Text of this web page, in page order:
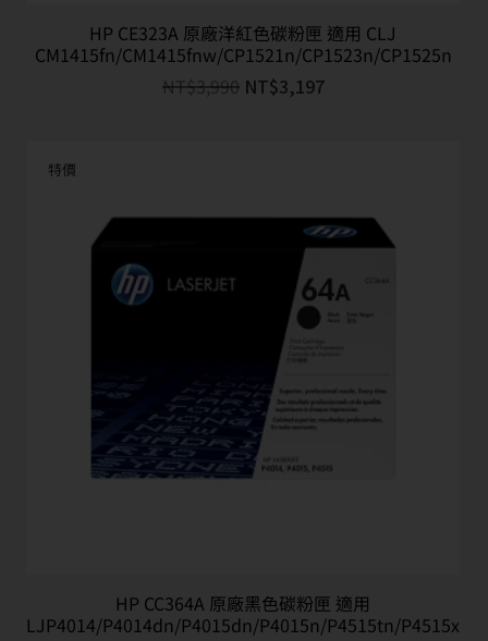
HP CE323A 原廠洋紅色碳粉匣 適用 CLJ
CM1415fn/CM1415fnw/CP1521n/CP1523n/CP1525n
NT$3,990 NT$3,197
特價
HP CC364A 原廠黑色碳粉匣 適用
LJP4014/P4014dn/P4015dn/P4015n/P4515tn/P4515x